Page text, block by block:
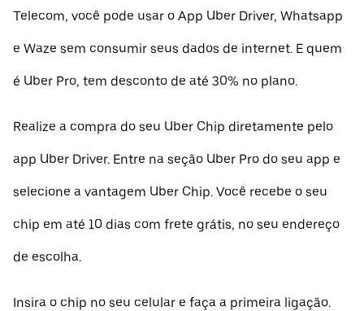
Telecom, você pode usar o App Uber Driver, Whatsapp
e Waze sem consumir seus dados de internet. E quem
é Uber Pro, tem desconto de até 30% no plano.
Realize a compra do seu Uber Chip diretamente pelo
app Uber Driver. Entre na seção Uber Pro do seu app e
selecione a vantagem Uber Chip. Você recebe o seu
chip em até 10 dias com frete grátis, no seu endereço
de escolha.
Insira o chip no seu celular e faça a primeira ligação.